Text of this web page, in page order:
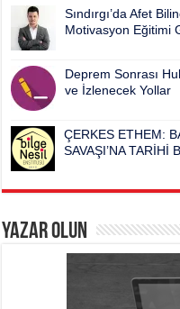
Sındırgı’da Afet
Motivasyon Eğitimi
Deprem Sonrası
ve İzlenecek Yollar
ÇERKES ETHEM:
SAVAŞI’NA TARİHİ
Yazar Olun